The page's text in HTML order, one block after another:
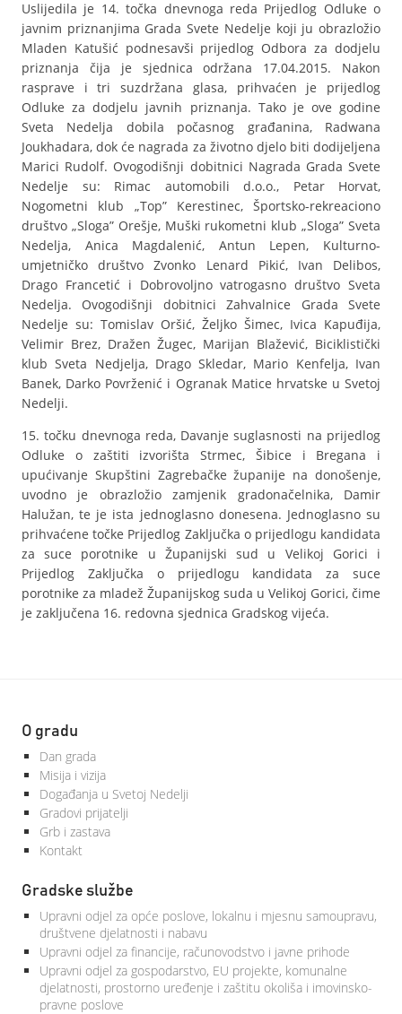
Uslijedila je 14. točka dnevnoga reda Prijedlog Odluke o
javnim priznanjima Grada Svete Nedelje koji ju obrazložio
Mladen Katušić podnesavši prijedlog Odbora za dodjelu
priznanja čija je sjednica održana 17.04.2015. Nakon
rasprave i tri suzdržana glasa, prihvaćen je prijedlog
Odluke za dodjelu javnih priznanja. Tako je ove godine
Sveta Nedelja dobila počasnog građanina, Radwana
Joukhadara, dok će nagrada za životno djelo biti dodijeljena
Marici Rudolf. Ovogodišnji dobitnici Nagrada Grada Svete
Nedelje su: Rimac automobili d.o.o., Petar Horvat,
Nogometni klub „Top” Kerestinec, Športsko-rekreaciono
društvo „Sloga” Orešje, Muški rukometni klub „Sloga” Sveta
Nedelja, Anica Magdalenić, Antun Lepen, Kulturno-
umjetničko društvo Zvonko Lenard Pikić, Ivan Delibos,
Drago Francetić i Dobrovoljno vatrogasno društvo Sveta
Nedelja. Ovogodišnji dobitnici Zahvalnice Grada Svete
Nedelje su: Tomislav Oršić, Željko Šimec, Ivica Kapuđija,
Velimir Brez, Dražen Žugec, Marijan Blažević, Biciklistički
klub Sveta Nedjelja, Drago Skledar, Mario Kenfelja, Ivan
Banek, Darko Povrženić i Ogranak Matice hrvatske u Svetoj
Nedelji.
15. točku dnevnoga reda, Davanje suglasnosti na prijedlog
Odluke o zaštiti izvorišta Strmec, Šibice i Bregana i
upućivanje Skupštini Zagrebačke županije na donošenje,
uvodno je obrazložio zamjenik gradonačelnika, Damir
Halužan, te je ista jednoglasno donesena. Jednoglasno su
prihvaćene točke Prijedlog Zaključka o prijedlogu kandidata
za suce porotnike u Županijski sud u Velikoj Gorici i
Prijedlog Zaključka o prijedlogu kandidata za suce
porotnike za mladež Županijskog suda u Velikoj Gorici, čime
je zaključena 16. redovna sjednica Gradskog vijeća.
O gradu
Dan grada
Misija i vizija
Događanja u Svetoj Nedelji
Gradovi prijatelji
Grb i zastava
Kontakt
Gradske službe
Upravni odjel za opće poslove, lokalnu i mjesnu samoupravu,
društvene djelatnosti i nabavu
Upravni odjel za financije, računovodstvo i javne prihode
Upravni odjel za gospodarstvo, EU projekte, komunalne
djelatnosti, prostorno uređenje i zaštitu okoliša i imovinsko-
pravne poslove